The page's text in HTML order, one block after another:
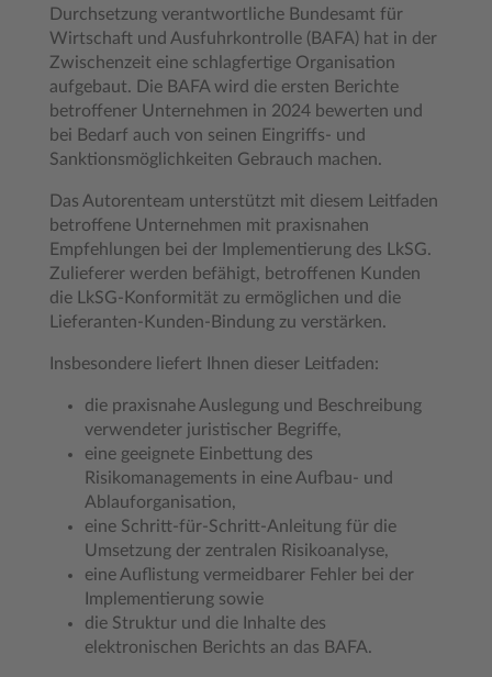
Durchsetzung verantwortliche Bundesamt für
Wirtschaft und Ausfuhrkontrolle (BAFA) hat in der
Zwischenzeit eine schlagfertige Organisation
aufgebaut. Die BAFA wird die ersten Berichte
betroffener Unternehmen in 2024 bewerten und
bei Bedarf auch von seinen Eingriffs- und
Sanktionsmöglichkeiten Gebrauch machen.
Das Autorenteam unterstützt mit diesem Leitfaden
betroffene Unternehmen mit praxisnahen
Empfehlungen bei der Implementierung des LkSG.
Zulieferer werden befähigt, betroffenen Kunden
die LkSG-Konformität zu ermöglichen und die
Lieferanten-Kunden-Bindung zu verstärken.
Insbesondere liefert Ihnen dieser Leitfaden:
die praxisnahe Auslegung und Beschreibung
verwendeter juristischer Begriffe,
eine geeignete Einbettung des
Risikomanagements in eine Aufbau- und
Ablauforganisation,
eine Schritt-für-Schritt-Anleitung für die
Umsetzung der zentralen Risikoanalyse,
eine Auflistung vermeidbarer Fehler bei der
Implementierung sowie
die Struktur und die Inhalte des
elektronischen Berichts an das BAFA.